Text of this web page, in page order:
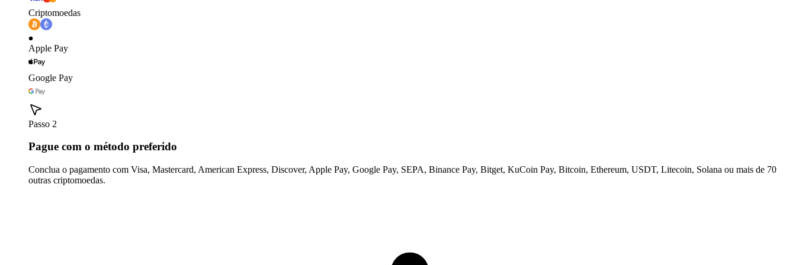
Criptomoedas
Apple Pay
Google Pay
Passo 2
Pague com o método preferido
Conclua o pagamento com Visa, Mastercard, American Express, Discover, Apple Pay, Google Pay, SEPA, Binance Pay, Bitget, KuCoin Pay, Bitcoin, Ethereum, USDT, Litecoin, Solana ou mais de 70
outras criptomoedas.